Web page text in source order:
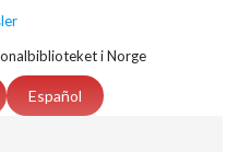
i Norge
Español